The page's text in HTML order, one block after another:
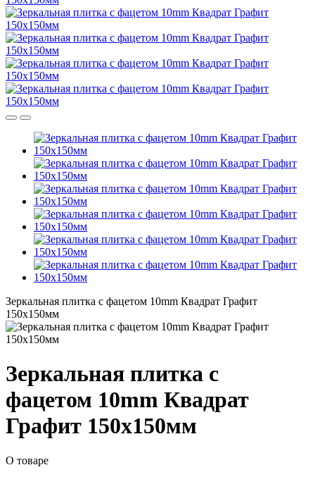
Зеркальная плитка с фацетом 10mm Квадрат Графит
150х150мм
Зеркальная плитка с
фацетом 10mm Квадрат
Графит 150х150мм
О товаре